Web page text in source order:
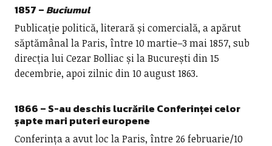
1857 –Buciumul
Publicație politică, literară și comercială, a apărut
săptămânal la Paris, între 10 martie–3 mai 1857, sub
direcția lui Cezar Bolliac și la București din 15
decembrie, apoi zilnic din 10 august 1863.
1866 – S-au deschis lucrările Conferinței celor
șapte mari puteri europene
Conferința a avut loc la Paris, între 26 februarie/10